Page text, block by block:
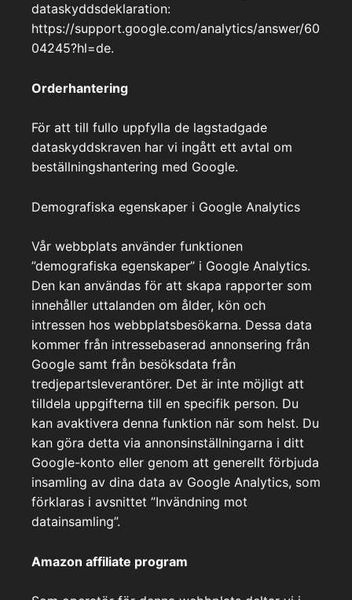
dataskyddsdeklaration:
https://support.google.com/analytics/answer/60
04245?hl=de.
Orderhantering
För att till fullo uppfylla de lagstadgade
dataskyddskraven har vi ingått ett avtal om
beställningshantering med Google.
Demografiska egenskaper i Google Analytics
Vår webbplats använder funktionen
”demografiska egenskaper” i Google Analytics.
Den kan användas för att skapa rapporter som
innehåller uttalanden om ålder, kön och
intressen hos webbplatsbesökarna. Dessa data
kommer från intressebaserad annonsering från
Google samt från besöksdata från
tredjepartsleverantörer. Det är inte möjligt att
tilldela uppgifterna till en specifik person. Du
kan avaktivera denna funktion när som helst. Du
kan göra detta via annonsinställningarna i ditt
Google-konto eller genom att generellt förbjuda
insamling av dina data av Google Analytics, som
förklaras i avsnittet ”Invändning mot
datainsamling”.
Amazon affiliate program